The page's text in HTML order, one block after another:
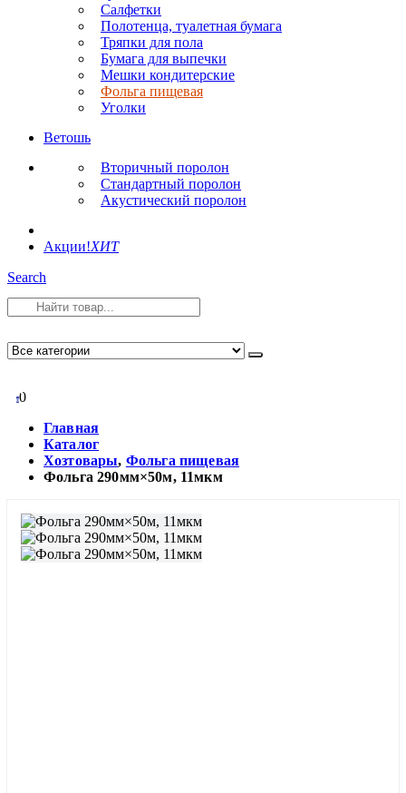
Салфетки
Полотенца, туалетная бумага
Тряпки для пола
Бумага для выпечки
Мешки кондитерские
Фольга пищевая
Уголки
Ветошь
Вторичный поролон
Стандартный поролон
Акустический поролон
Акции!ХИТ
Search
00
Главная
Каталог
Хозтовары, Фольга пищевая
Фольга 290мм×50м, 11мкм